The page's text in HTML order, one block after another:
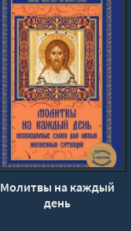
15
16
17
18
19
20
21
22
Молитвы на каждый
день